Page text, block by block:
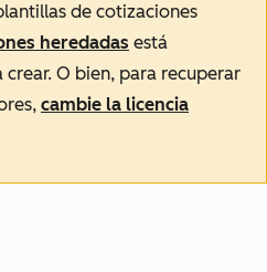
de cotizaciones
heredadas está
O bien, para recuperar
cambie la licencia